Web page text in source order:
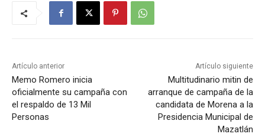
Artículo anterior
Memo Romero inicia
oficialmente su campaña con
el respaldo de 13 Mil
Personas
Artículo siguiente
Multitudinario mitin de
arranque de campaña de la
candidata de Morena a la
Presidencia Municipal de
Mazatlán